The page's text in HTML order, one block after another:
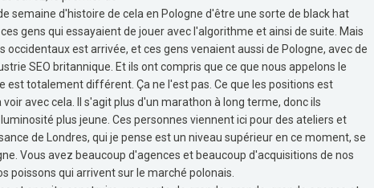
semaine d'histoire de cela en Pologne d'être une sorte de black hat
gens qui essayaient de jouer avec l'algorithme et ainsi de suite. Mais
occidentaux est arrivée, et ces gens venaient aussi de Pologne, avec de
SEO britannique. Et ils ont compris que ce que nous appelons le
totalement différent. Ça ne l'est pas. Ce que les positions est
avec cela. Il s'agit plus d'un marathon à long terme, donc ils
plus jeune. Ces personnes viennent ici pour des ateliers et
de Londres, qui je pense est un niveau supérieur en ce moment, se
Vous avez beaucoup d'agences et beaucoup d'acquisitions de nos
poissons qui arrivent sur le marché polonais.